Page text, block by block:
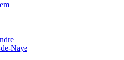
Naye